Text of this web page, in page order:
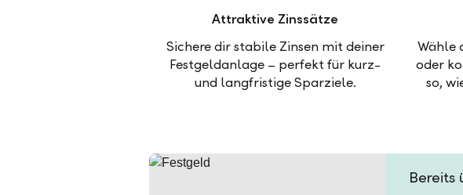
Attraktive Zinssätze
Sichere dir stabile Zinsen mit deiner
Festgeldanlage – perfekt für kurz-
und langfristige Sparziele.
Wähle
oder
so,
Bereits